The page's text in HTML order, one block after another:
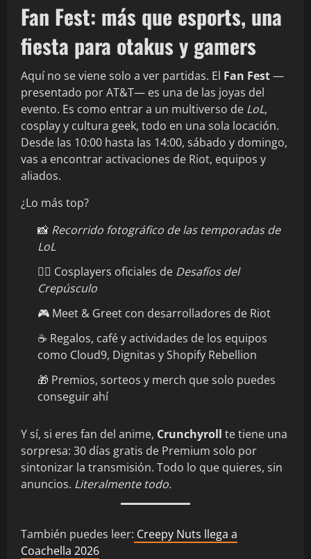
Fan Fest: más que esports, una
fiesta para otakus y gamers
Aquí no se viene solo a ver partidas. El Fan Fest—
presentado por AT&T— es una de las joyas del
evento. Es como entrar a un multiverso de LoL,
cosplay y cultura geek, todo en una sola locación.
Desde las 10:00 hasta las 14:00, sábado y domingo,
vas a encontrar activaciones de Riot, equipos y
aliados.
¿Lo más top?
📸 Recorrido fotográfico de las temporadas de
LoL
🧙‍♀️ Cosplayers oficiales de Desafíos del
Crepúsculo
🎮 Meet & Greet con desarrolladores de Riot
☕ Regalos, café y actividades de los equipos
como Cloud9, Dignitas y Shopify Rebellion
🎁 Premios, sorteos y merch que solo puedes
conseguir ahí
Y sí, si eres fan del anime, Crunchyroll te tiene una
sorpresa: 30 días gratis de Premium solo por
sintonizar la transmisión. Todo lo que quieres, sin
anuncios. Literalmente todo.
También puedes leer: Creepy Nuts llega a
Coachella 2026